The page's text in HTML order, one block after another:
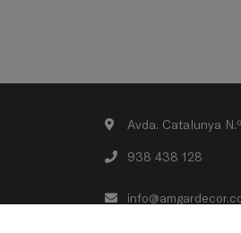
Avda. Catalunya
938 438 128